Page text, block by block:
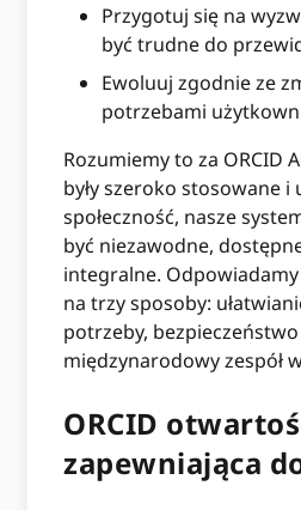
Przygotuj się na
być trudne do
Ewoluuj zgodnie ze
potrzebami
Rozumiemy to za ORCID
były szeroko stosowane i
społeczność, nasze
być niezawodne,
integralne.
na trzy sposoby:
potrzeby,
międzynarodowy zespół
ORCID
zapewniająca